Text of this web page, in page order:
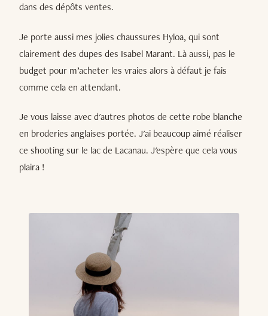
dans des dépôts ventes.
Je porte aussi mes jolies chaussures Hyloa, qui sont
clairement des dupes des Isabel Marant. Là aussi, pas le
budget pour m’acheter les vraies alors à défaut je fais
comme cela en attendant.
Je vous laisse avec d'autres photos de cette robe blanche
en broderies anglaises portée. J'ai beaucoup aimé réaliser
ce shooting sur le lac de Lacanau. J'espère que cela vous
plaira !